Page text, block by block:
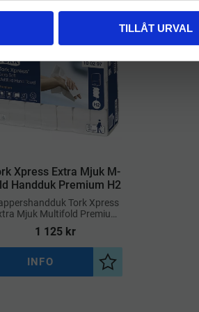
TILLÅT URVAL
Xpress Extra Mjuk M-
Handduk Premium H2
Tork Xpress
Mjuk Multifold Premium
21st
1 125kr
Lägg till i önskelista
INFO